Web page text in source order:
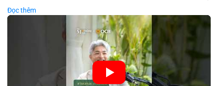
các công ty blockchain và tiền mã hoá. Sự tăng cường niềm
tin này giúp giảm rủi ro thị trường, cải thiện chi phí vốn và thúc
đẩy sự phát triển bền vững của ngành công nghệ tài chính. Các
nhà quản lý cần khai thác tinh thần này để xây dựng chiến lược
phát triển bền vững và thu hút vốn đầu tư.
🎥 Xem video trực tiếp tại:
Đọc thêm